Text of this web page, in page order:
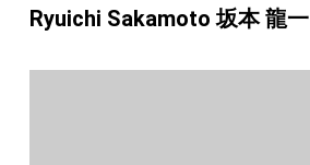
Ryuichi Sakamoto 坂本 龍一